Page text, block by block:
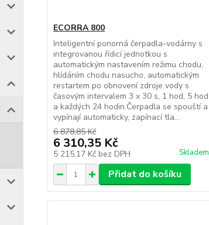
ECORRA 800
Inteligentní ponorná čerpadla-vodárny s
integrovanou řídicí jednotkou s
automatickým nastavením režimu chodu,
hlídáním chodu nasucho, automatickým
restartem po obnovení zdroje vody s
časovým intervalem 3 x 30 s, 1 hod, 5 hod
a každých 24 hodin.Čerpadla se spouští a
vypínají automaticky, zapínací tla...
6 878,85 Kč
6 310,35 Kč
5 215,17 Kč bez DPH Skladem
Přidat do košíku